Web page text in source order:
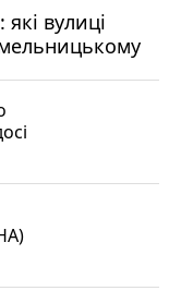
вулиці